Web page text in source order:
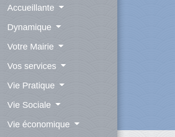
Accueillante
Dynamique
Votre Mairie
Vos services
Vie Pratique
Vie Sociale
Vie économique